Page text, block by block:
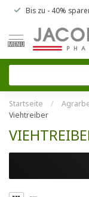
Bis zu - 40%
MENU
Startseite /
Viehtreiber